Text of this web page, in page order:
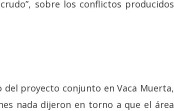
sobre los conflictos producidos
del proyecto conjunto en Vaca Muerta,
nada dijeron en torno a que el área